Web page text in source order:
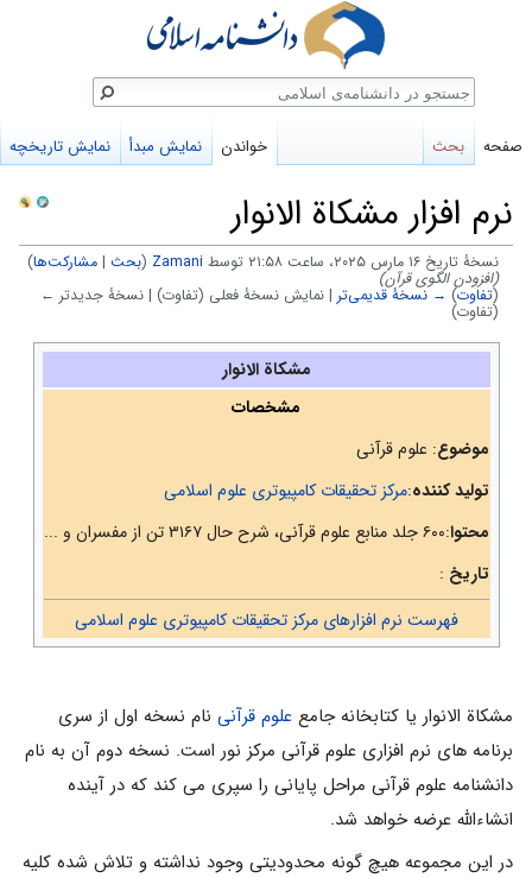
نرم افزار مشکاة الانوار
نسخهٔ تاریخ ‏۱۶ مارس ۲۰۲۵، ساعت ۲۱:۵۸ توسط Zamani
(بحث |مشارکت‌ها)
(افزودن الگوی قرآن)
(تفاوت) → نسخهٔ قدیمی‌تر| نمایش نسخهٔ فعلی (تفاوت) | نسخهٔ جدیدتر ←
(تفاوت)
پرش
پرش
مشکاة الانوار
مشخصات
موضوع: علوم قرآنی
تولید کننده:مرکز تحقیقات کامپیوتری علوم اسلامی
محتوا:۶۰۰ جلد منابع علوم قرآنی، شرح حال ۳۱۶۷ تن از مفسران و ...
تاریخ :
فهرست نرم افزارهای مرکز تحقیقات کامپیوتری علوم اسلامی
مشكاة الانوار يا كتابخانه جامع علوم قرآنى نام نسخه اول از سرى
برنامه هاى نرم افزارى علوم قرآنى مركز نور است. نسخه دوم آن به نام
دانشنامه علوم قرآنى مراحل پايانى را سپرى مى كند كه در آينده
انشاءالله عرضه خواهد شد.
در این مجموعه هيچ گونه محدوديتى وجود نداشته و تلاش شده كليه
صفحه بحث خواندن نمایش مبدأ نمایش تاریخچه
جستجو